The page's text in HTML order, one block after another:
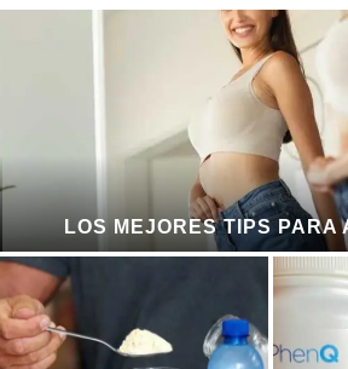
LOS MEJORES TIPS PARA